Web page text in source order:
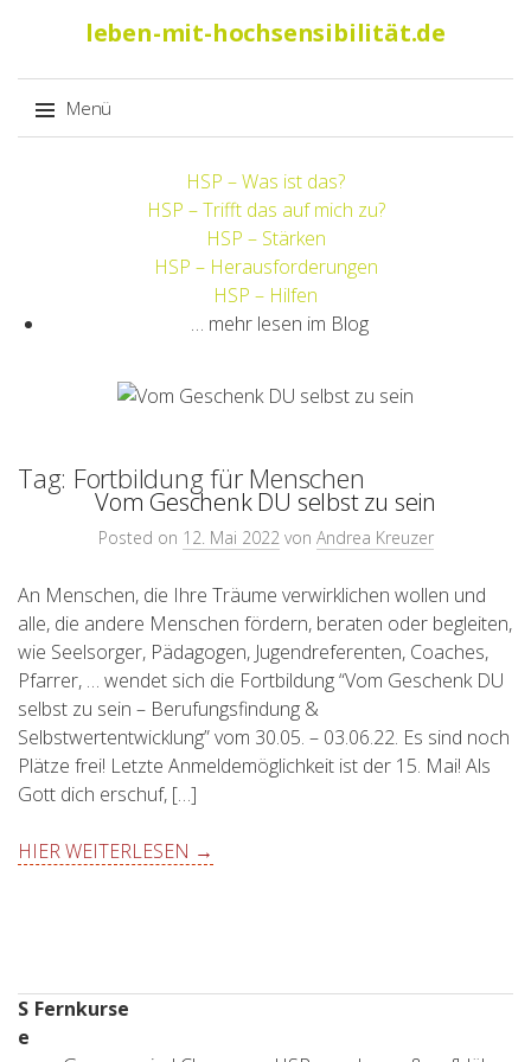
leben-mit-hochsensibilität.de
Menü
HSP – Was ist das?
HSP – Trifft das auf mich zu?
HSP – Stärken
HSP – Herausforderungen
HSP – Hilfen
… mehr lesen im Blog
Tag: Fortbildung für Menschen
Vom Geschenk DU selbst zu sein
Posted on 12. Mai 2022 von Andrea Kreuzer
An Menschen, die Ihre Träume verwirklichen wollen und
alle, die andere Menschen fördern, beraten oder begleiten,
wie Seelsorger, Pädagogen, Jugendreferenten, Coaches,
Pfarrer, … wendet sich die Fortbildung “Vom Geschenk DU
selbst zu sein – Berufungsfindung &
Selbstwertentwicklung” vom 30.05. – 03.06.22. Es sind noch
Plätze frei! Letzte Anmeldemöglichkeit ist der 15. Mai! Als
Gott dich erschuf, […]
HIER WEITERLESEN →
Fernkurse
S
e